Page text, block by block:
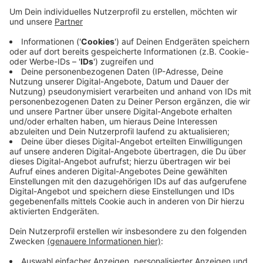
in mehreren Landtagsausschüssen. Andreas Bialas
weiterhin im Innenausschuss und im Ausschuss für
Kultur und Medien. Außerdem bleibt er Sprecher
der SPD in einem Untersuchungsausschuss zu den
großen Kindesmissbrauchs-Komplexen. Josef
Neumann ist im Ausschuss für Arbeit, Gesundheit
und Soziales und im Europaausschuss. Bei der
Landtagswahl im Mai hatte die SPD alle drei
Wuppertaler Wahlkreise direkt gewonnen.
Veröffentlicht:Dienstag, 05.07.2022 19:20
Anzeige